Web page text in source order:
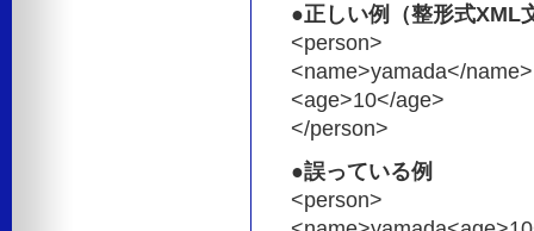
●正しい例（整形式XML
<person>
<name>yamada</name>
<age>10</age>
</person>
●誤っている例
<person>